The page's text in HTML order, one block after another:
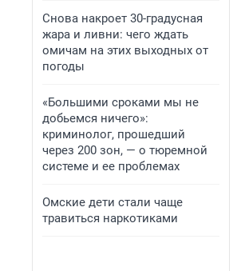
Снова накроет 30-градусная
жара и ливни: чего ждать
омичам на этих выходных от
погоды
«Большими сроками мы не
добьемся ничего»:
криминолог, прошедший
через 200 зон, — о тюремной
системе и ее проблемах
Омские дети стали чаще
травиться наркотиками